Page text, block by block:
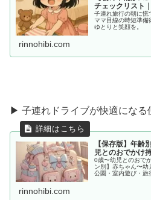
チェックリスト
子連れ旅行の朝に慌
ママ目線の時短準備
ゆとりと笑顔を。
rinnohibi.com
▶︎ 子連れドライブが快適になる
【保存版】年齢
児とのおでかけ
0歳〜幼児とのおで
ン別】赤ちゃん〜幼
公園・室内遊び・旅
rinnohibi.com